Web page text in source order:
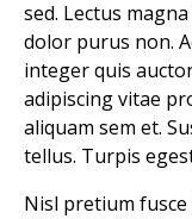
sed. Lectus
dolor purus non.
integer quis
adipiscing vitae
aliquam sem et.
tellus. Turpis
Nisl pretium